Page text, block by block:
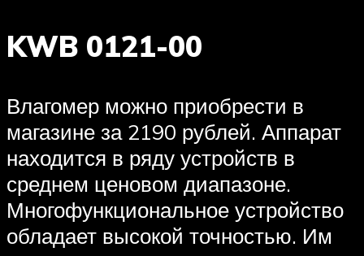
KWB 0121-00
Влагомер можно приобрести в
магазине за 2190 рублей. Аппарат
находится в ряду устройств в
среднем ценовом диапазоне.
Многофункциональное устройство
обладает высокой точностью. Им